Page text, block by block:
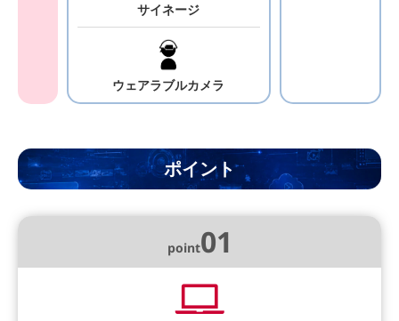
サイネージ
ウェアラブルカメラ
ポイント
point01